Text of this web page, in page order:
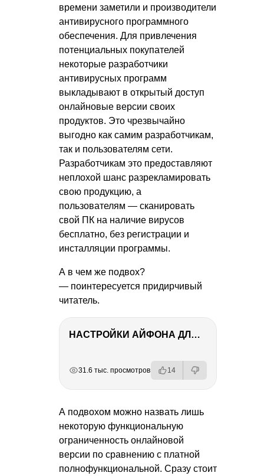
времени заметили и производители
антивирусного программного
обеспечения. Для привлечения
потенциальных покупателей
некоторые разработчики
антивирусных программ
выкладывают в открытый доступ
онлайновые версии своих
продуктов. Это чрезвычайно
выгодно как самим разработчикам,
так и пользователям сети.
Разработчикам это предоставляют
неплохой шанс разрекламировать
свою продукцию, а
пользователям — сканировать
свой ПК на наличие вирусов
бесплатно, без регистрации и
инсталляции программы.
А в чем же подвох?
— поинтересуется придирчивый
читатель.
НАСТРОЙКИ АЙФОНА ДЛЯ ФОТО И ВИДЕО
31.6 тыс. просмотров 14
А подвохом можно назвать лишь
некоторую функциональную
ограниченность онлайновой
версии по сравнению с платной
полнофункциональной. Сразу стоит